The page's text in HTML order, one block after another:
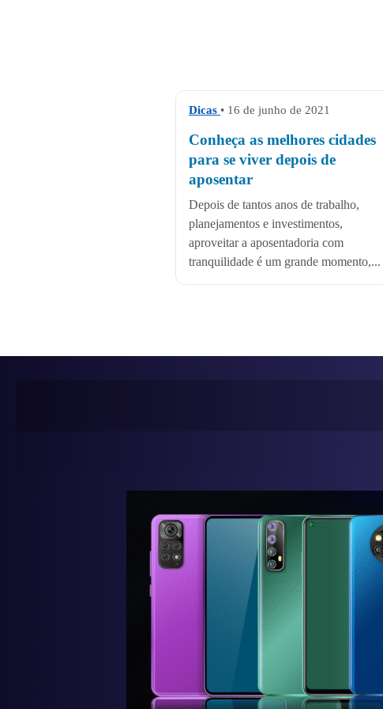
Dicas • 16 de junho de 2021
Conheça as melhores cidades
para se viver depois de
aposentar
Depois de tantos anos de trabalho,
planejamentos e investimentos,
aproveitar a aposentadoria com
tranquilidade é um grande momento,...